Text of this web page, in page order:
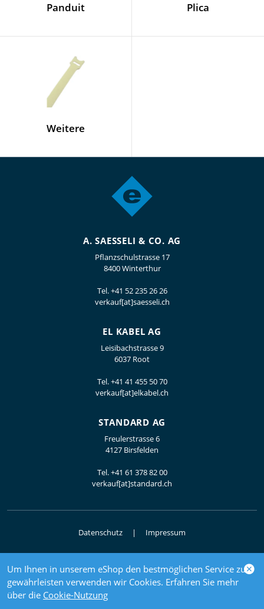
Um Ihnen in unserem eShop den bestmöglichen Service zu
gewährleisten verwenden wir Cookies. Erfahren Sie mehr
über die Cookie-Nutzung
Panduit Plica
Weitere
A. SAESSELI & CO. AG
Pflanzschulstrasse 17
8400 Winterthur
Tel.+41 52 235 26 26
verkauf[at]saesseli.ch
EL KABEL AG
Leisibachstrasse 9
6037 Root
Tel.+41 41 455 50 70
verkauf[at]elkabel.ch
STANDARD AG
Freulerstrasse 6
4127 Birsfelden
Tel.+41 61 378 82 00
verkauf[at]standard.ch
Datenschutz Impressum
© 2026 Elektrogrosshandel
powered by polynorm